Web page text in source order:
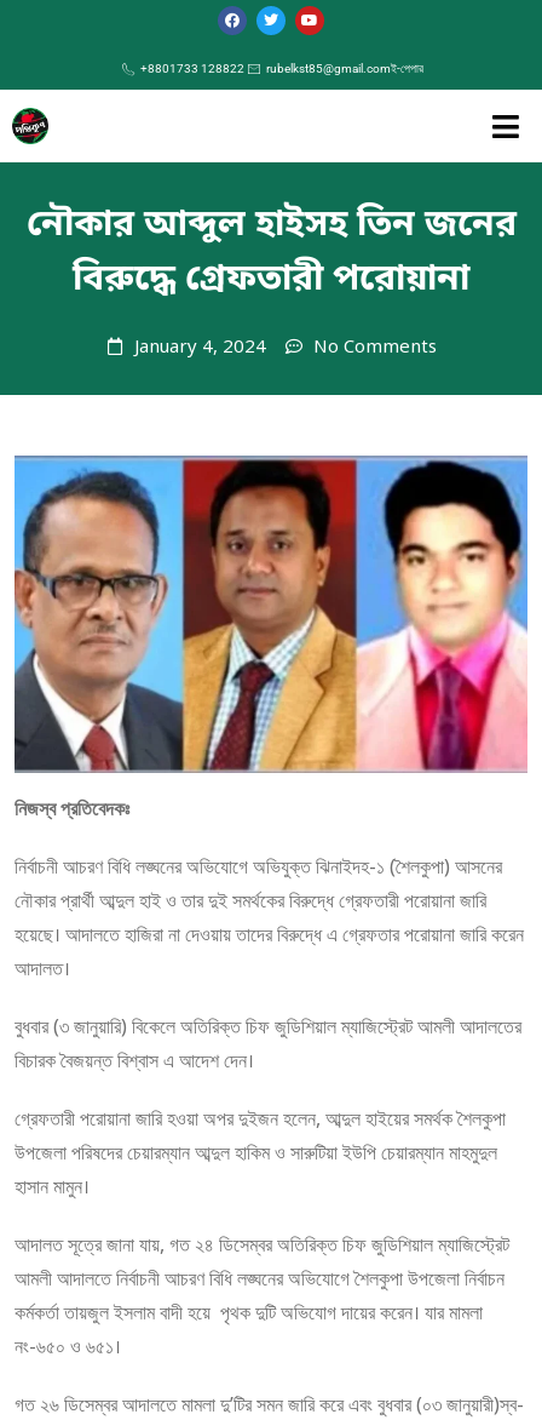
+8801733 128822 rubelkst85@gmail.comই-পেপার
নৌকার আব্দুল হাইসহ তিন জনের
বিরুদ্ধে গ্রেফতারী পরোয়ানা
January 4, 2024 No Comments
নিজস্ব প্রতিবেদকঃ
নির্বাচনী আচরণ বিধি লঙ্ঘনের অভিযোগে অভিযুক্ত ঝিনাইদহ-১ (শৈলকুপা) আসনের
নৌকার প্রার্থী আব্দুল হাই ও তার দুই সমর্থকের বিরুদ্ধে গ্রেফতারী পরোয়ানা জারি
হয়েছে। আদালতে হাজিরা না দেওয়ায় তাদের বিরুদ্ধে এ গ্রেফতার পরোয়ানা জারি করেন
আদালত।
বুধবার (৩ জানুয়ারি) বিকেলে অতিরিক্ত চিফ জুডিশিয়াল ম্যাজিস্ট্রেট আমলী আদালতের
বিচারক বৈজয়ন্ত বিশ্বাস এ আদেশ দেন।
গ্রেফতারী পরোয়ানা জারি হওয়া অপর দুইজন হলেন, আব্দুল হাইয়ের সমর্থক শৈলকুপা
উপজেলা পরিষদের চেয়ারম্যান আব্দুল হাকিম ও সারুটিয়া ইউপি চেয়ারম্যান মাহমুদুল
হাসান মামুন।
আদালত সূত্রে জানা যায়, গত ২৪ ডিসেম্বর অতিরিক্ত চিফ জুডিশিয়াল ম্যাজিস্ট্রেট
আমলী আদালতে নির্বাচনী আচরণ বিধি লঙ্ঘনের অভিযোগে শৈলকুপা উপজেলা নির্বাচন
কর্মকর্তা তায়জুল ইসলাম বাদী হয়ে পৃথক দুটি অভিযোগ দায়ের করেন। যার মামলা
নং-৬৫০ ও ৬৫১।
গত ২৬ ডিসেম্বর আদালতে মামলা দু’টির সমন জারি করে এবং বুধবার (০৩ জানুয়ারী)স্ব-